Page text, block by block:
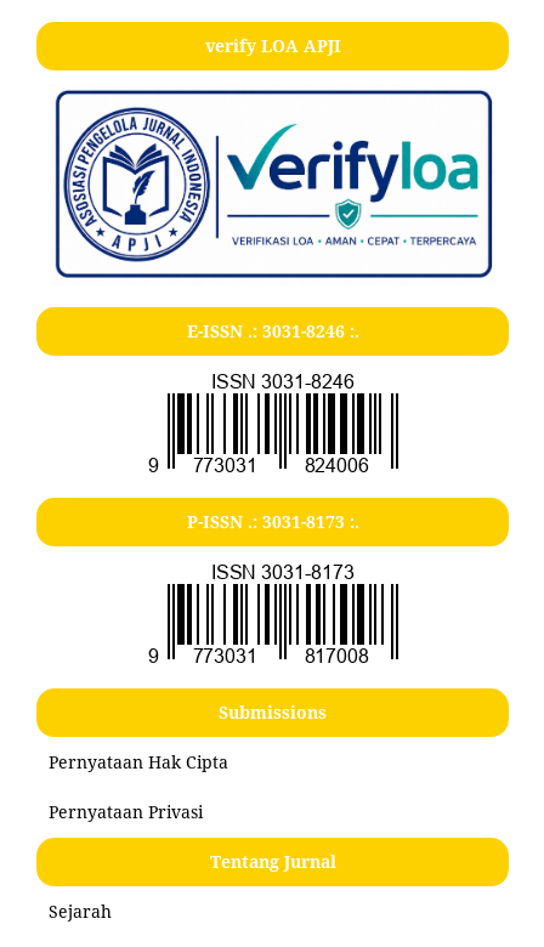
verify LOA APJI
E-ISSN .: 3031-8246:.
P-ISSN .: 3031-8173:.
Submissions
Pernyataan Hak Cipta
Pernyataan Privasi
Tentang Jurnal
Sejarah